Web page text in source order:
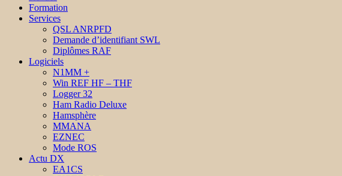
Formation
Services
QSL ANRPFD
Demande d’identifiant SWL
Diplômes RAF
Logiciels
N1MM +
Win REF HF – THF
Logger 32
Ham Radio Deluxe
Hamsphère
MMANA
EZNEC
Mode ROS
Actu DX
EA1CS